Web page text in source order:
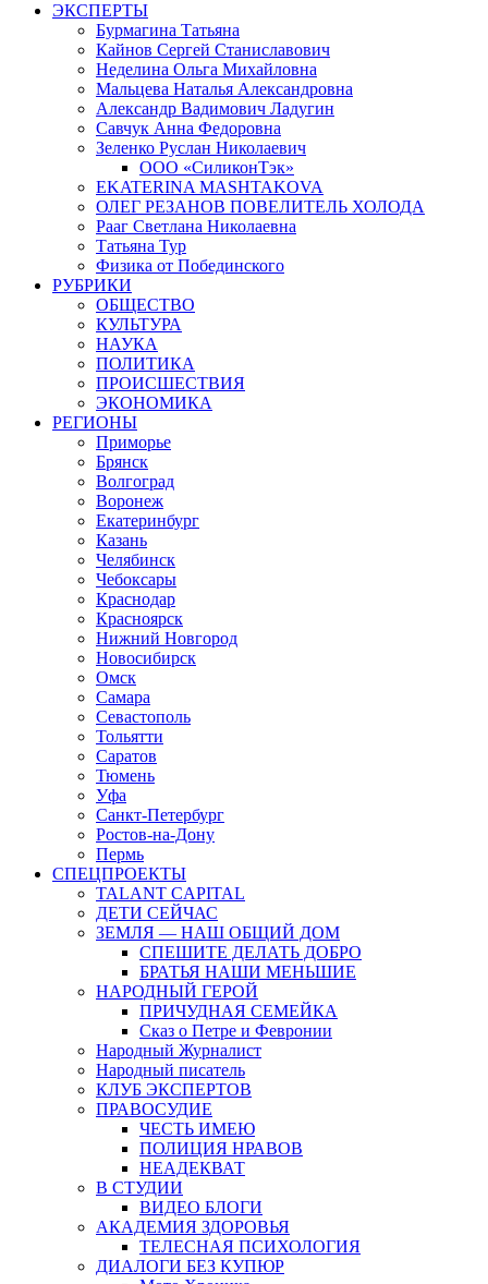
ЭКСПЕРТЫ
Бурмагина Татьяна
Кайнов Сергей Станиславович
Неделина Ольга Михайловна
Мальцева Наталья Александровна
Александр Вадимович Ладугин
Савчук Анна Федоровна
Зеленко Руслан Николаевич
ООО «СиликонТэк»
EKATERINA MASHTAKOVA
ОЛЕГ РЕЗАНОВ ПОВЕЛИТЕЛЬ ХОЛОДА
Рааг Светлана Николаевна
Татьяна Тур
Физика от Побединского
РУБРИКИ
ОБЩЕСТВО
КУЛЬТУРА
НАУКА
ПОЛИТИКА
ПРОИСШЕСТВИЯ
ЭКОНОМИКА
РЕГИОНЫ
Приморье
Брянск
Волгоград
Воронеж
Екатеринбург
Казань
Челябинск
Чебоксары
Краснодар
Красноярск
Нижний Новгород
Новосибирск
Омск
Самара
Севастополь
Тольятти
Саратов
Тюмень
Уфа
Санкт-Петербург
Ростов-на-Дону
Пермь
СПЕЦПРОЕКТЫ
TALANT CAPITAL
ДЕТИ СЕЙЧАС
ЗЕМЛЯ — НАШ ОБЩИЙ ДОМ
СПЕШИТЕ ДЕЛАТЬ ДОБРО
БРАТЬЯ НАШИ МЕНЬШИЕ
НАРОДНЫЙ ГЕРОЙ
ПРИЧУДНАЯ СЕМЕЙКА
Сказ о Петре и Февронии
Народный Журналист
Народный писатель
КЛУБ ЭКСПЕРТОВ
ПРАВОСУДИЕ
ЧЕСТЬ ИМЕЮ
ПОЛИЦИЯ НРАВОВ
НЕАДЕКВАТ
В СТУДИИ
ВИДЕО БЛОГИ
АКАДЕМИЯ ЗДОРОВЬЯ
ТЕЛЕСНАЯ ПСИХОЛОГИЯ
ДИАЛОГИ БЕЗ КУПЮР